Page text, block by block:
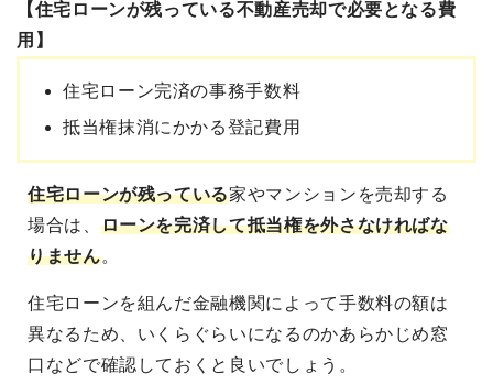
【住宅ローンが残っている不動産売却で必要となる費
用】
住宅ローン完済の事務手数料
抵当権抹消にかかる登記費用
住宅ローンが残っている家やマンションを売却する
場合は、 ローンを完済して抵当権を外さなければな
りません。
住宅ローンを組んだ金融機関によって手数料の額は
異なるため、いくらぐらいになるのかあらかじめ窓
口などで確認しておくと良いでしょう。